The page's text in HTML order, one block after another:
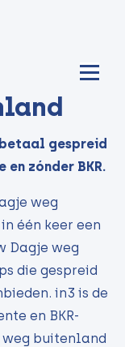
gespreid
en zónder BKR.
weg
één keer een
Dagje weg
die gespreid
in3 is de
en BKR-
buitenland